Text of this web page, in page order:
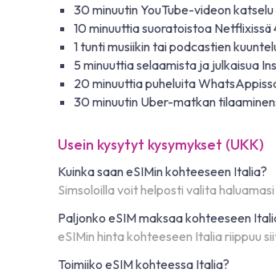
30 minuutin YouTube-videon
10 minuuttia suoratoistoa Netflixissä
1 tunti musiikin tai podcastien
5 minuuttia selaamista ja julkaisua
20 minuuttia puheluita
30 minuutin Uber-matkan
Usein kysytyt kysymykset (UKK)
Kuinka saan eSIMin kohteeseen Italia?
Simsoloilla voit helposti valita
Paljonko eSIM maksaa kohteeseen
eSIMin hinta kohteeseen Italia riippuu
Toimiiko eSIM kohteessa Italia?